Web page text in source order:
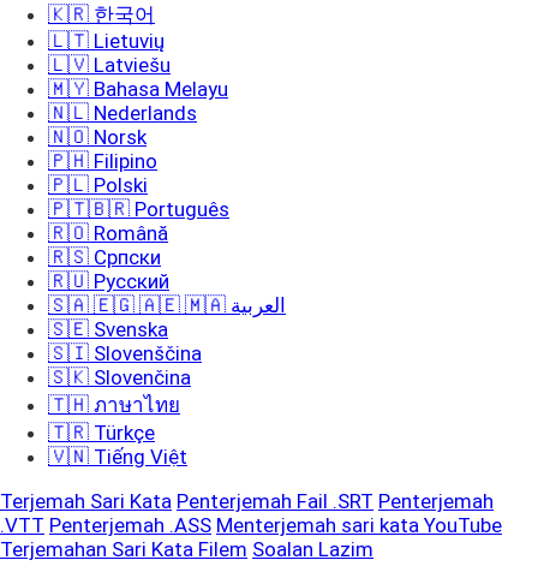
🇰🇷 한국어
🇱🇹 Lietuvių
🇱🇻 Latviešu
🇲🇾 Bahasa Melayu
🇳🇱 Nederlands
🇳🇴 Norsk
🇵🇭 Filipino
🇵🇱 Polski
🇵🇹🇧🇷 Português
🇷🇴 Română
🇷🇸 Српски
🇷🇺 Русский
🇸🇦 🇪🇬 🇦🇪 🇲🇦 العربية
🇸🇪 Svenska
🇸🇮 Slovenščina
🇸🇰 Slovenčina
🇹🇭 ภาษาไทย
🇹🇷 Türkçe
🇻🇳 Tiếng Việt
Terjemah Sari Kata Penterjemah Fail .SRT Penterjemah
.VTT Penterjemah .ASS Menterjemah sari kata YouTube
Terjemahan Sari Kata Filem Soalan Lazim